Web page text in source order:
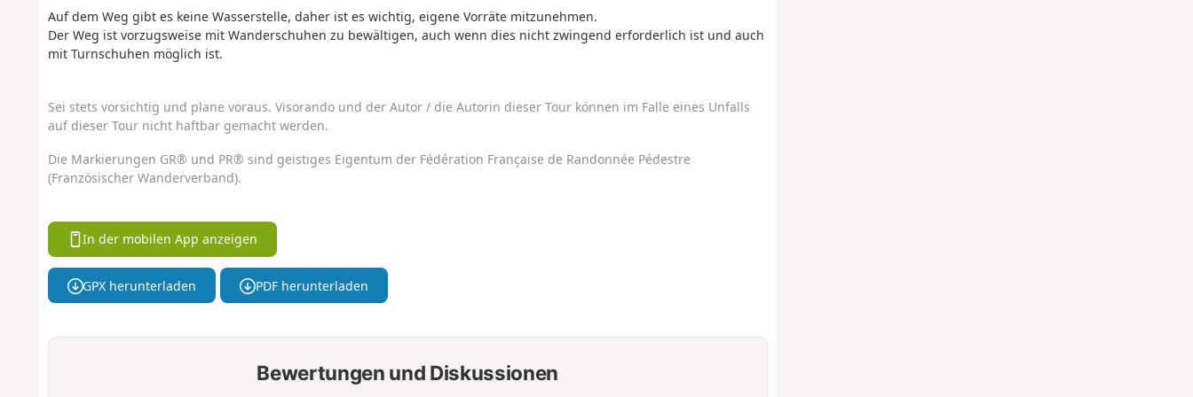
Auf dem Weg gibt es keine Wasserstelle, daher ist es wichtig, eigene Vorräte mitzunehmen.
Der Weg ist vorzugsweise mit Wanderschuhen zu bewältigen, auch wenn dies nicht zwingend erforderlich ist und auch
mit Turnschuhen möglich ist.
Sei stets vorsichtig und plane voraus. Visorando und der Autor / die Autorin dieser Tour können im Falle eines Unfalls
auf dieser Tour nicht haftbar gemacht werden.
Die Markierungen GR® und PR® sind geistiges Eigentum der Fédération Française de Randonnée Pédestre
(Französischer Wanderverband).
In der mobilen App anzeigen
GPX herunterladen PDF herunterladen
Bewertungen und Diskussionen